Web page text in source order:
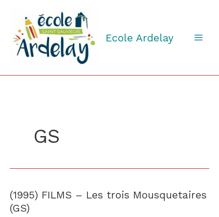
contenu
Ecole Ardelay
GS
(1995) FILMS – Les trois Mousquetaires
(GS)
(1995)
FILMS